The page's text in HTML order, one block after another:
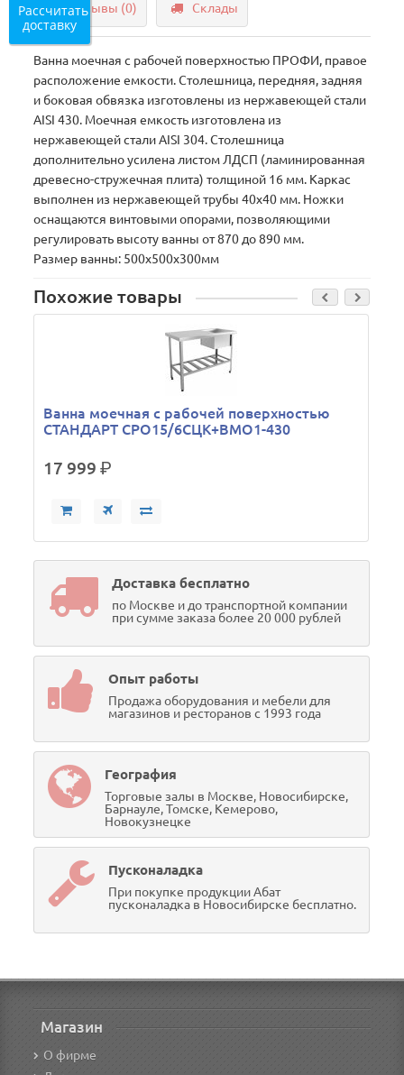
Отзывы (0) Склады
Ванна моечная с рабочей поверхностью ПРОФИ, правое
расположение емкости. Столешница, передняя, задняя
и боковая обвязка изготовлены из нержавеющей стали
AISI 430. Моечная емкость изготовлена из
нержавеющей стали AISI 304. Столешница
дополнительно усилена листом ЛДСП (ламинированная
древесно-стружечная плита) толщиной 16 мм. Каркас
выполнен из нержавеющей трубы 40х40 мм. Ножки
оснащаются винтовыми опорами, позволяющими
регулировать высоту ванны от 870 до 890 мм.
Размер ванны: 500х500х300мм
Похожие товары
Ванна моечная с рабочей поверхностью
СТАНДАРТ СРО15/6СЦК+ВМО1-430
17 999р.
Доставка бесплатно
по Москве и до транспортной компании
при сумме заказа более 20 000 рублей
Опыт работы
Продажа оборудования и мебели для
магазинов и ресторанов с 1993 года
География
Торговые залы в Москве, Новосибирске,
Барнауле, Томске, Кемерово,
Новокузнецке
Пусконаладка
При покупке продукции Абат
пусконаладка в Новосибирске бесплатно.
Магазин
О фирме
Рассчитать
доставку